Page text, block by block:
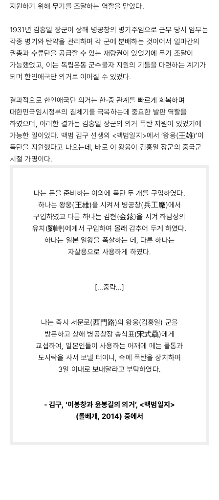
지원하기 위해 무기를 조달하는 역할을 맡았다.
1931년 김홍일 장군이 상해 병공창의 병기주임으로 근무 당시 임무는
각종 병기와 탄약을 관리하며 각 군에 분배하는 것이어서 얼마간의
권총과 수류탄을 공급할 수 있는 재량권이 있었기에 무기 조달이
가능했었고, 이는 독립운동 군수물자 지원의 기틀을 마련하는 계기가
되며 한인애국단 의거로 이어질 수 있었다.
결과적으로 한인애국단 의거는 한·중 관계를 빠르게 회복하며
대한민국임시정부의 침체기를 극복하는데 중요한 발판 역할을
하였으며, 이러한 결과는 김홍일 장군의 의거 폭탄 지원이 있었기에
가능한 일이었다. 백범 김구 선생의 <백범일지>에서 ‘왕웅(王雄)’이
폭탄을 지원했다고 나오는데, 바로 이 왕웅이 김홍일 장군의 중국군
시절 가명이다.
나는 돈을 준비하는 이외에 폭탄 두 개를 구입하였다.
하나는 왕웅(王雄)을 시켜서 병공창(兵工廠)에서
구입하였고 다른 하나는 김현(金鉉)을 시켜 하남성의
유치(劉峙)에게서 구입하여 몰래 감추어 두게 하였다.
하나는 일본 일왕을 폭살하는 데, 다른 하나는
자살용으로 사용하게 하였다.
[…중략…]
나는 죽시 서문로(西門路)의 왕웅(김홍일) 군을
방문하고 상해 병공창장 송식표(宋式驫)에게
교섭하여, 일본인들이 사용하는 어깨에 메는 물통과
도시락을 사서 보낼 터이니, 속에 폭탄을 장치하여
3일 이내로 보내달라고 부탁하였다.
- 김구, ‘이봉창과 윤봉길의 의거’, <백범일지>
(돌베개, 2014) 중에서